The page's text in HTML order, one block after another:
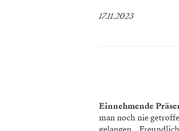
17.11.2023
Einnehmende
man noch nie